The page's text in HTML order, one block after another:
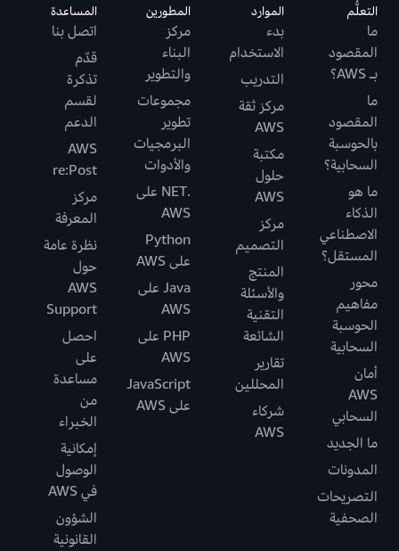
التعلُّم
ما
المقصود
بـ AWS؟
ما
المقصود
بالحوسبة
السحابية؟
ما هو
الذكاء
الاصطناعي
المستقل؟
محور
مفاهيم
الحوسبة
السحابية
أمان
AWS
السحابي
ما الجديد
المدونات
التصريحات
الصحفية
الموارد
بدء
الاستخدام
التدريب
مركز ثقة
AWS
مكتبة
حلول
AWS
مركز
التصميم
المنتج
والأسئلة
التقنية
الشائعة
تقارير
المحللين
شركاء
AWS
المطورين
مركز
البناء
والتطوير
مجموعات
تطوير
البرمجيات
والأدوات
.NET على
AWS
Python
على AWS
Java على
AWS
PHP على
AWS
JavaScript
على AWS
المساعدة
اتصل بنا
قدّم
تذكرة
لقسم
الدعم
AWS
re:Post
مركز
المعرفة
نظرة عامة
حول
AWS
Support
احصل
على
مساعدة
من
الخبراء
إمكانية
الوصول
في AWS
الشؤون
القانونية